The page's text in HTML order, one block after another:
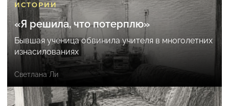
ИСТОРИИ
«Я решила, что потерплю»
Бывшая ученица обвинила учителя в многолетних
изнасилованиях
Светлана Ли